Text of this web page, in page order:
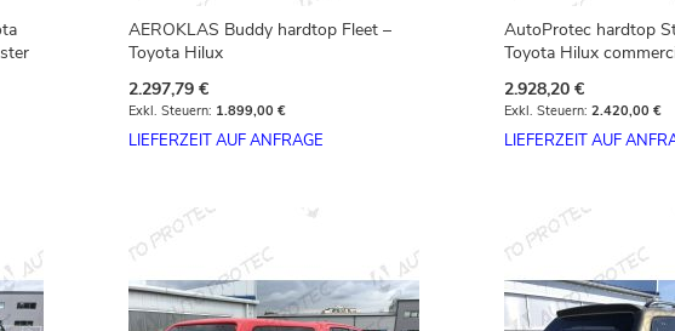
AEROKLAS Buddy hardtop Fleet –
Toyota Hilux
2.297,79 €
1.899,00 €
LIEFERZEIT AUF ANFRAGE
AutoProtec hardtop
Toyota Hilux
2.928,20 €
2.420,00 €
LIEFERZEIT AUF